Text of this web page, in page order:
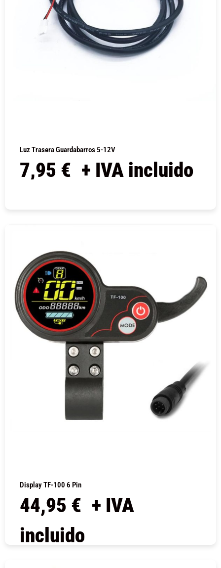
Luz Trasera Guardabarros 5-12V
7,95 € + IVA incluido
Display TF-100 6 Pin
44,95 € + IVA
incluido